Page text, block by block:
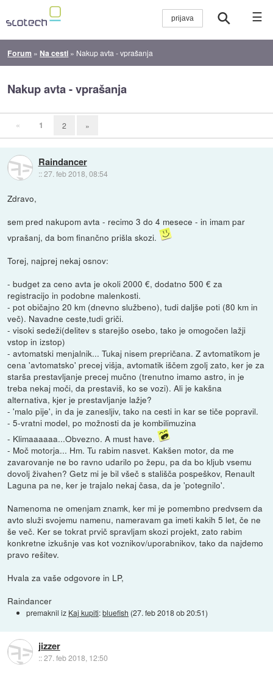
☰
Forum » Na cesti » Nakup avta - vprašanja
Nakup avta - vprašanja
« 1 2 »
Raindancer
::27. feb 2018, 08:54
Zdravo,
sem pred nakupom avta - recimo 3 do 4 mesece - in imam par
vprašanj, da bom finančno prišla skozi.
Torej, najprej nekaj osnov:
- budget za ceno avta je okoli 2000 €, dodatno 500 € za
registracijo in podobne malenkosti.
- pot običajno 20 km (dnevno službeno), tudi daljše poti (80 km in
več). Navadne ceste,tudi griči.
- visoki sedeži(delitev s starejšo osebo, tako je omogočen lažji
vstop in izstop)
- avtomatski menjalnik... Tukaj nisem prepričana. Z avtomatikom je
cena 'avtomatsko' precej višja, avtomatik iščem zgolj zato, ker je za
starša prestavljanje precej mučno (trenutno imamo astro, in je
treba nekaj moči, da prestaviš, ko se vozi). Ali je kakšna
alternativa, kjer je prestavljanje lažje?
- 'malo pije', in da je zanesljiv, tako na cesti in kar se tiče popravil.
- 5-vratni model, po možnosti da je kombilimuzina
- Klimaaaaaa...Obvezno. A must have.
- Moč motorja... Hm. Tu rabim nasvet. Kakšen motor, da me
zavarovanje ne bo ravno udarilo po žepu, pa da bo kljub vsemu
dovolj živahen? Getz mi je bil všeč s stališča pospeškov, Renault
Laguna pa ne, ker je trajalo nekaj časa, da je 'potegnilo'.
Namenoma ne omenjam znamk, ker mi je pomembno predvsem da
avto služi svojemu namenu, nameravam ga imeti kakih 5 let, če ne
še več. Ker se tokrat prvič spravljam skozi projekt, zato rabim
konkretne izkušnje vas kot voznikov/uporabnikov, tako da najdemo
pravo rešitev.
Hvala za vaše odgovore in LP,
Raindancer
premaknil iz Kaj kupiti:bluefish (27. feb 2018 ob 20:51)
jizzer
::27. feb 2018, 12:50